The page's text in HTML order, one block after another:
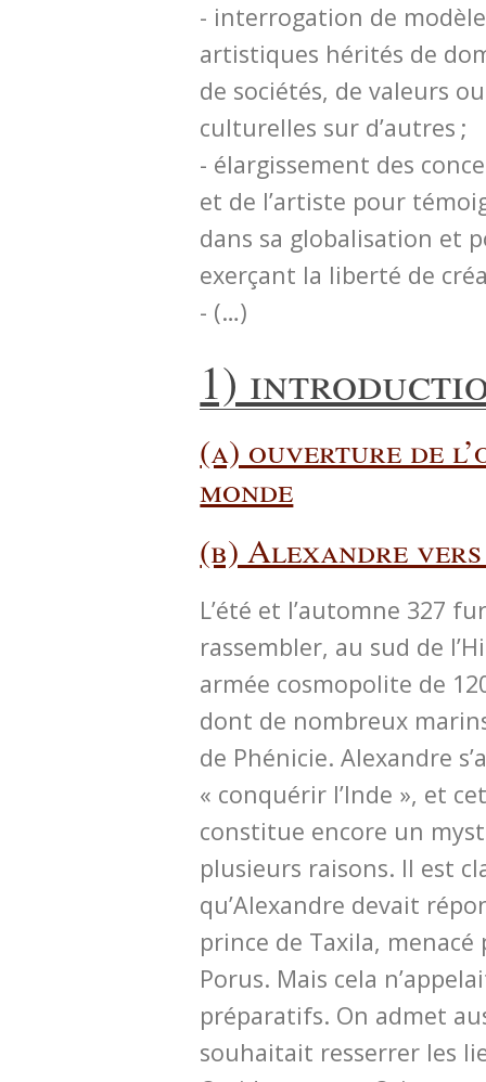
- interrogation de
artistiques hérités de
de sociétés, de valeurs
culturelles sur d’autres ;
- élargissement des
et de l’artiste pour
dans sa globalisation et
exerçant la liberté de
- (…)
1)
(a) ouverture de
monde
(b) Alexandre
L’été et l’automne 327
rassembler, au sud de
armée cosmopolite de
dont de nombreux
de Phénicie. Alexandre
« conquérir l’Inde », et
constitue encore un
plusieurs raisons. Il est
qu’Alexandre devait
prince de Taxila,
Porus. Mais cela
préparatifs. On admet
souhaitait resserrer les